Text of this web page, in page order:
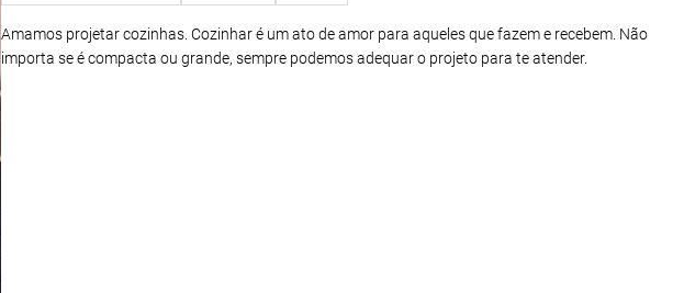
Amamos projetar cozinhas. Cozinhar é um ato de amor para aqueles que fazem e recebem. Não
importa se é compacta ou grande, sempre podemos adequar o projeto para te atender.